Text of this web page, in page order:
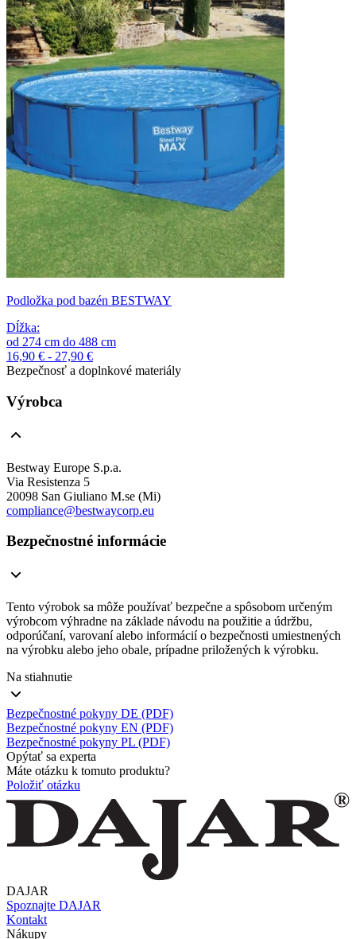
Podložka pod bazén BESTWAY
Dĺžka:
od 274 cm do 488 cm
16,90 € - 27,90 €
Bezpečnosť a doplnkové materiály
Výrobca
Bestway Europe S.p.a.
Via Resistenza 5
20098 San Giuliano M.se (Mi)
compliance@bestwaycorp.eu
Bezpečnostné informácie
Tento výrobok sa môže používať bezpečne a spôsobom určeným
výrobcom výhradne na základe návodu na použitie a údržbu,
odporúčaní, varovaní alebo informácií o bezpečnosti umiestnených
na výrobku alebo jeho obale, prípadne priložených k výrobku.
Na stiahnutie
Bezpečnostné pokyny DE (PDF)
Bezpečnostné pokyny EN (PDF)
Bezpečnostné pokyny PL (PDF)
Opýtať sa experta
Máte otázku k tomuto produktu?
Položiť otázku
DAJAR
Spoznajte DAJAR
Kontakt
Nákupy